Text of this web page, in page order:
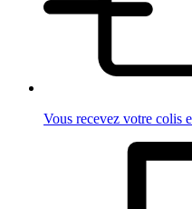
Vous recevez votre colis